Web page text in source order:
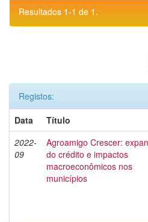
Resultados 1-1 de 1.
Registos:
Data
Título
2022-
09
Agroamigo Crescer:
do crédito e impactos
macroeconômicos nos
municípios